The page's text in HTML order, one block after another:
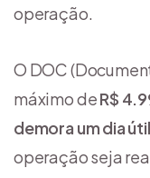
operação.
O DOC
máximo deR$
demora um dia
operação seja